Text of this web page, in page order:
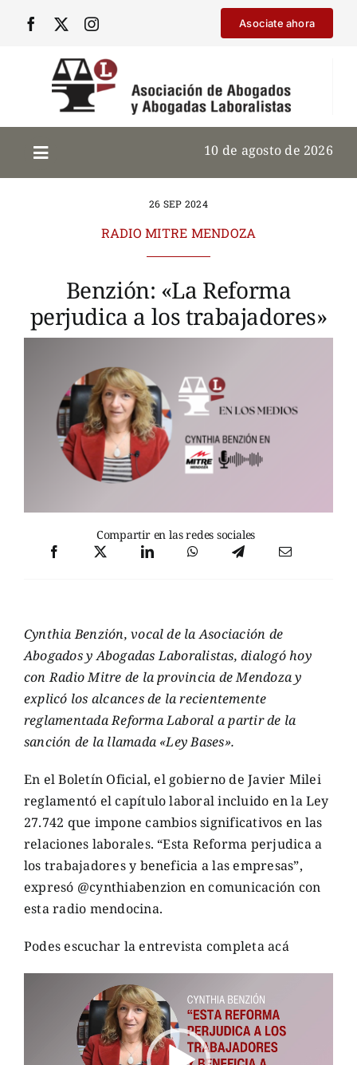
Asociate ahora
10 de agosto de 2026
26 SEP 2024
RADIO MITRE MENDOZA
Benzión: «La Reforma
perjudica a los trabajadores»
Compartir en las redes sociales
Cynthia Benzión, vocal de la Asociación de
Abogados y Abogadas Laboralistas, dialogó hoy
con Radio Mitre de la provincia de Mendoza y
explicó los alcances de la recientemente
reglamentada Reforma Laboral a partir de la
sanción de la llamada «Ley Bases».
En el Boletín Oficial, el gobierno de Javier Milei
reglamentó el capítulo laboral incluido en la Ley
27.742 que impone cambios significativos en las
relaciones laborales. “Esta Reforma perjudica a
los trabajadores y beneficia a las empresas”,
expresó @cynthiabenzion en comunicación con
esta radio mendocina.
Podes escuchar la entrevista completa acá